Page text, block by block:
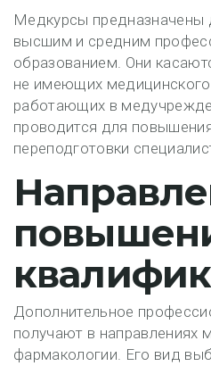
Медкурсы предназначены
высшим и средним
образованием. Они
не имеющих
работающих в
проводится для
переподготовки
Дополнительное
получают в направлениях
фармакологии. Его вид